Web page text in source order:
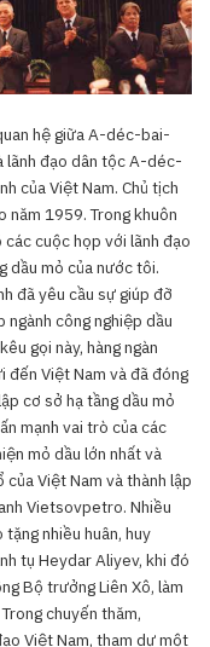
hệ giữa A-déc-bai-
lãnh đạo dân tộc A-déc-
của Việt Nam. Chủ tịch
năm 1959. Trong khuôn
các cuộc họp với lãnh đạo
dầu mỏ của nước tôi.
đã yêu cầu sự giúp đỡ
công nghiệp dầu
gọi này, hàng ngàn
đến Việt Nam và đã đóng
cơ sở hạ tầng dầu mỏ
mạnh vai trò của các
mỏ dầu lớn nhất và
Việt Nam và thành lập
Vietsovpetro. Nhiều
nhiều huân, huy
tụ Heydar Aliyev, khi đó
Bộ trưởng Liên Xô, làm
chuyến thăm,
Việt Nam, tham dự một